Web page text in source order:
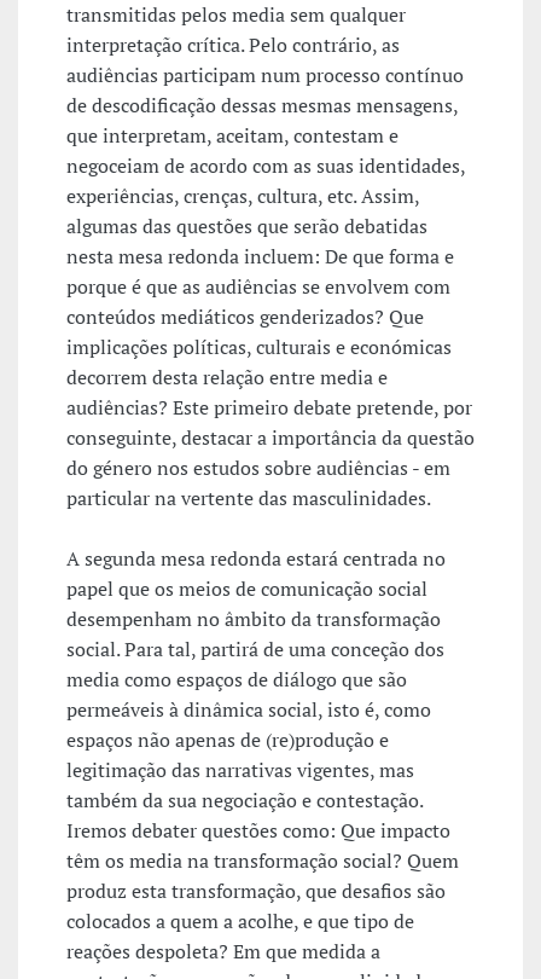
transmitidas pelos media sem qualquer
interpretação crítica. Pelo contrário, as
audiências participam num processo contínuo
de descodificação dessas mesmas mensagens,
que interpretam, aceitam, contestam e
negoceiam de acordo com as suas identidades,
experiências, crenças, cultura, etc. Assim,
algumas das questões que serão debatidas
nesta mesa redonda incluem: De que forma e
porque é que as audiências se envolvem com
conteúdos mediáticos genderizados? Que
implicações políticas, culturais e económicas
decorrem desta relação entre media e
audiências? Este primeiro debate pretende, por
conseguinte, destacar a importância da questão
do género nos estudos sobre audiências - em
particular na vertente das masculinidades.
A segunda mesa redonda estará centrada no
papel que os meios de comunicação social
desempenham no âmbito da transformação
social. Para tal, partirá de uma conceção dos
media como espaços de diálogo que são
permeáveis à dinâmica social, isto é, como
espaços não apenas de (re)produção e
legitimação das narrativas vigentes, mas
também da sua negociação e contestação.
Iremos debater questões como: Que impacto
têm os media na transformação social? Quem
produz esta transformação, que desafios são
colocados a quem a acolhe, e que tipo de
reações despoleta? Em que medida a